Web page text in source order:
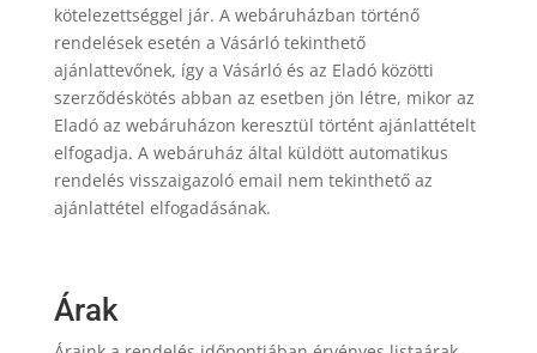
kötelezettséggel jár. A webáruházban történő
rendelések esetén a Vásárló tekinthető
ajánlattevőnek, így a Vásárló és az Eladó közötti
szerződéskötés abban az esetben jön létre, mikor az
Eladó az webáruházon keresztül történt ajánlattételt
elfogadja. A webáruház által küldött automatikus
rendelés visszaigazoló email nem tekinthető az
ajánlattétel elfogadásának.
Árak